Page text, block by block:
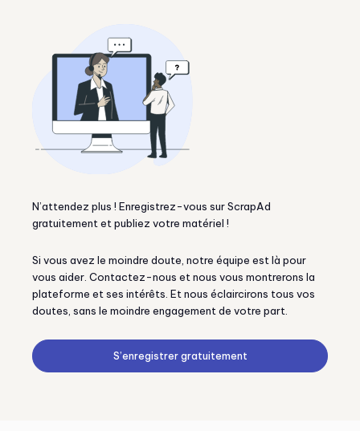
N’attendez plus ! Enregistrez-vous sur ScrapAd
gratuitement et publiez votre matériel !
Si vous avez le moindre doute, notre équipe est là pour
vous aider. Contactez-nous et nous vous montrerons la
plateforme et ses intérêts. Et nous éclaircirons tous vos
doutes, sans le moindre engagement de votre part.
S’enregistrer gratuitement